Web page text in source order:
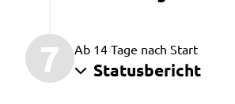
7 Ab 14 Tage nach Start
Statusbericht